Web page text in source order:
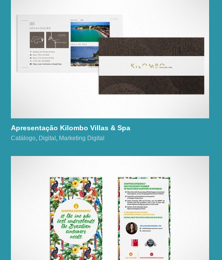
Apresentação Kilombo Villas & Spa
Catálogo, Digital , Marketing Digital